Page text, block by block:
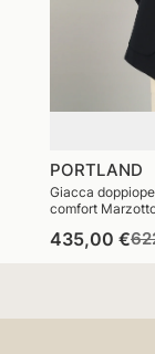
PORTLAND
Giacca
comfort
435,00 €